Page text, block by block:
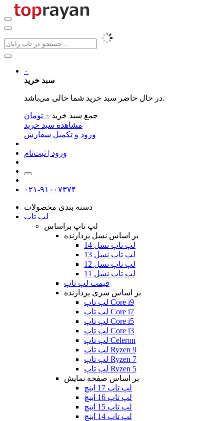
۰
سبد خرید
در حال حاضر سبد خرید شما خالی می‌باشد.
جمع سبد خرید ۰ تومان
مشاهده سبد خرید
ورود و تکمیل سفارش
ورود | ثبت‌نام
۰۲۱-۹۱۰۰۷۳۷۴
دسته بندی محصولات
لپ تاپ
لپ تاپ براساس
بر اساس نسل پردازنده
لپ تاپ نسل 14
لپ تاپ نسل 13
لپ تاپ نسل 12
لپ تاپ نسل 11
قیمت لپ تاپ
بر اساس سری پردازنده
لپ تاپ Core i9
لپ تاپ Core i7
لپ تاپ Core i5
لپ تاپ Core i3
لپ تاپ Celeron
لپ تاپ Ryzen 9
لپ تاپ Ryzen 7
لپ تاپ Ryzen 5
بر اساس صفحه نمایش
لپ تاپ 17 اینچ
لپ تاپ 16 اینچ
لپ تاپ 15 اینچ
لپ تاپ 14 اینچ